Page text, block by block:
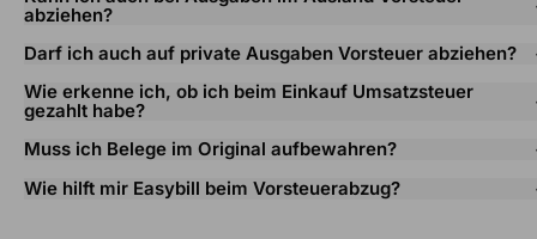
abziehen?
Darf ich auch auf private Ausgaben Vorsteuer abziehen?
Wie erkenne ich, ob ich beim Einkauf Umsatzsteuer
gezahlt habe?
Muss ich Belege im Original aufbewahren?
Wie hilft mir Easybill beim Vorsteuerabzug?